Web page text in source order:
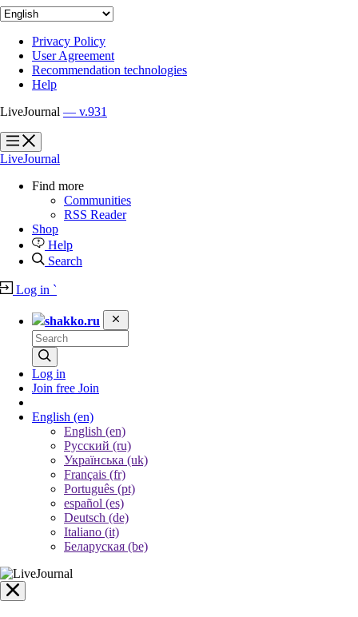
Privacy Policy
User Agreement
Recommendation technologies
Help
LiveJournal — v.931
?
?
LiveJournal
Find more
Communities
RSS Reader
Shop
Help
Search
Log in `
shakko.ru
Log in
Join free Join
English (en)
English (en)
Русский (ru)
Українська (uk)
Français (fr)
Português (pt)
español (es)
Deutsch (de)
Italiano (it)
Беларуская (be)